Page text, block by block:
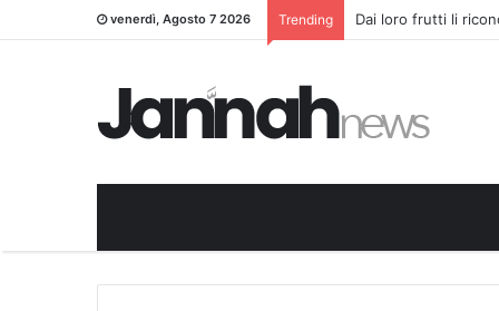
venerdì, Agosto 7 2026 Trending Dai loro frutti li